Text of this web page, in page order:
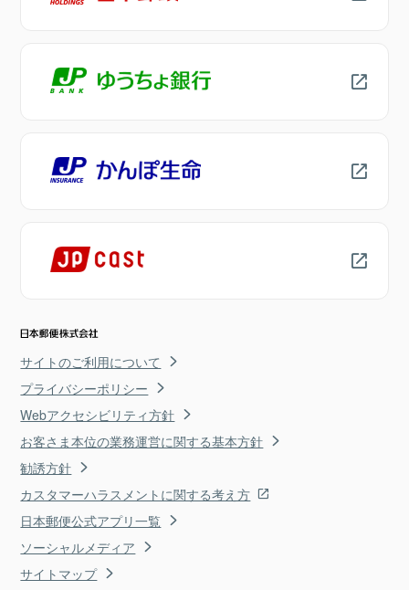
サイトのご利用について
プライバシーポリシー
Webアクセシビリティ方針
お客さま本位の業務運営に関する基本方針
勧誘方針
カスタマーハラスメントに関する考え方
日本郵便公式アプリ一覧
ソーシャルメディア
サイトマップ